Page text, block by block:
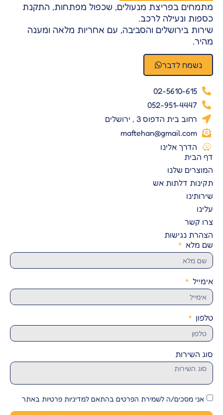
מתמחים בפריצת מנעולים, שכפול מפתחות, התקנת
כספות ונעילה לרכב.
שירות בירושלים והסביבה, עם אחריות מלאה ומענה
מהיר.
נשמח לדבר
02-5610-615
052-951-4447
רחוב בית הדפוס 3 , ירושלים
maftehan@gmail.com
הדרך אלינו
דף הבית
המוצרים שלנו
תקינות דלתות אש
שירותינו
עלינו
צרו קשר
הצהרת נגישות
שם מלא
אימייל
טלפון
סוג השירות
אני מסכים/ה לשמירת הפרטים בהתאם למדיניות פרטיות באתר